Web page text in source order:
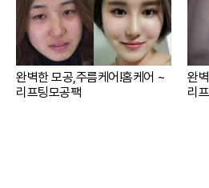
완벽한 모공,주름케어!홈케어 ~
리프팅모공팩
완
리